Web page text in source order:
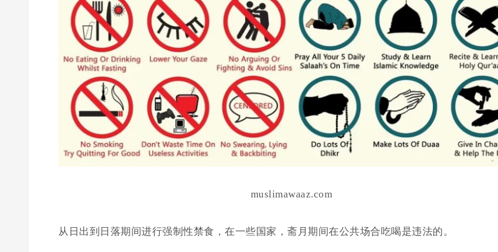
muslimawaaz.com
从日出到日落期间进行强制性禁食，在一些国家，斋月期间在公共场合吃喝是违法的。